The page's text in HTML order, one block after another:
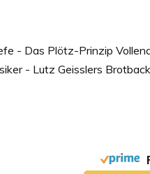
- Das Plötz-Prinzip
- Lutz Geisslers